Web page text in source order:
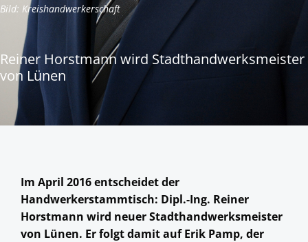
Bild: Kreishandwerkerschaft
Reiner Horstmann wird Stadthandwerksmeister
von Lünen
Im April 2016 entscheidet der
Handwerkerstammtisch: Dipl.-Ing. Reiner
Horstmann wird neuer Stadthandwerksmeister
von Lünen. Er folgt damit auf Erik Pamp, der